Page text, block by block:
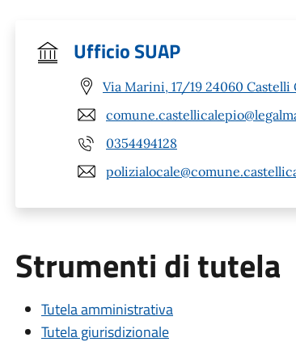
Ufficio SUAP
Via Marini, 17/19 24060 Castelli
0354494128
Strumenti di tutela
Tutela amministrativa
Tutela giurisdizionale